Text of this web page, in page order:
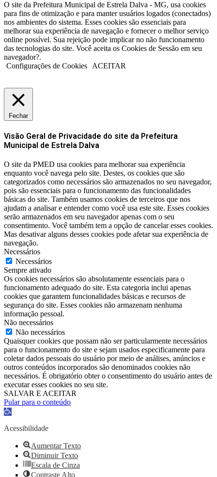
O site da Prefeitura Municipal de Estrela Dalva - MG, usa cookies
para fins de otimização e para manter usuários logados (conectados)
nos ambientes do sistema. Esses cookies são essenciais para
melhorar sua experiência de navegação e fornecer o melhor serviço
online possível. Sua rejeição pode implicar no não funcionamento
das tecnologias do site. Você aceita os Cookies de Sessão em seu
navegador?.
Configurações de Cookies
ACEITAR
Fechar
Visão Geral de Privacidade do site da Prefeitura
Municipal de Estrela Dalva
O site da PMED usa cookies para melhorar sua experiência
enquanto você navega pelo site. Destes, os cookies que são
categorizados como necessários são armazenados no seu navegador,
pois são essenciais para o funcionamento das funcionalidades
básicas do site. Também usamos cookies de terceiros que nos
ajudam a analisar e entender como você usa este site. Esses cookies
serão armazenados em seu navegador apenas com o seu
consentimento. Você também tem a opção de cancelar esses cookies.
Mas desativar alguns desses cookies pode afetar sua experiência de
navegação.
Necessários
Necessários
Sempre ativado
Os cookies necessários são absolutamente essenciais para o
funcionamento adequado do site. Esta categoria inclui apenas
cookies que garantem funcionalidades básicas e recursos de
segurança do site. Esses cookies não armazenam nenhuma
informação pessoal.
Não necessários
Não necessários
Quaisquer cookies que possam não ser particularmente necessários
para o funcionamento do site e sejam usados ​​especificamente para
coletar dados pessoais do usuário por meio de análises, anúncios e
outros conteúdos incorporados são denominados cookies não
necessários. É obrigatório obter o consentimento do usuário antes de
executar esses cookies no seu site.
SALVAR E ACEITAR
Pular para o conteúdo
Barra
Ferramentas
Acessibilidade
Aumentar Texto
Diminuir Texto
Escala de Cinza
Contraste Alto